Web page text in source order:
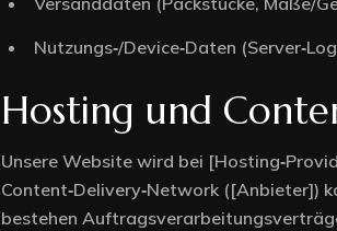
Home 5
Nutzungs‑/Device‑Daten
Hosting und
Unsere Website wird bei
Content‑Delivery‑Network ([Anbieter])
bestehen